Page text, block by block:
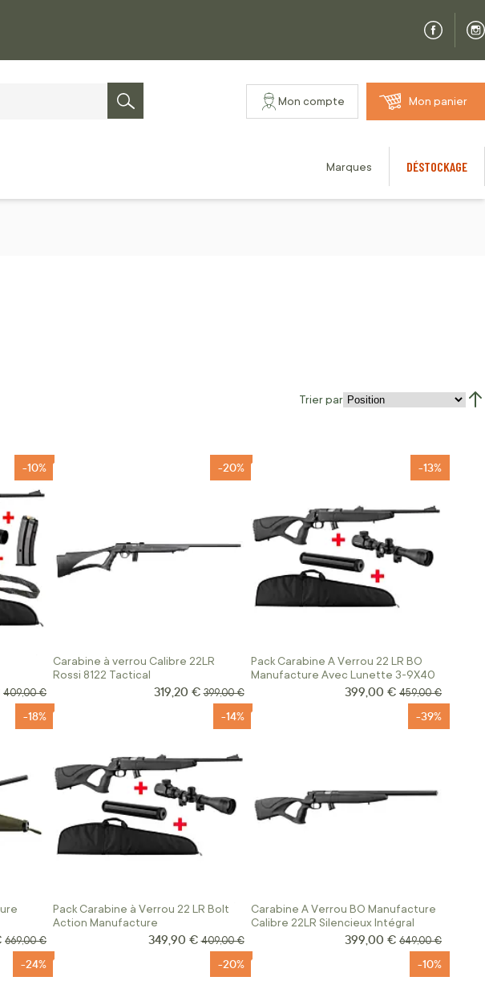
Rechercher
Mon compte Mon panier
Marques DÉSTOCKAGE
Trier par
-10%
Prix normal
409,00 €
Carabine à verrou Calibre 22LR
Rossi 8122 Tactical
-20%
Prix Spécial
319,20 € Prix normal
399,00 €
Pack Carabine A Verrou 22 LR BO
Manufacture Avec Lunette 3-9X40
-13%
Prix Spécial
399,00 € Prix normal
459,00 €
-18%
Prix normal
669,00 €
Pack Carabine à Verrou 22 LR Bolt
Action Manufacture
-14%
Prix Spécial
349,90 € Prix normal
409,00 €
Carabine A Verrou BO Manufacture
Calibre 22LR Silencieux Intégral
-39%
Prix Spécial
399,00 € Prix normal
649,00 €
-24% -20% -10%